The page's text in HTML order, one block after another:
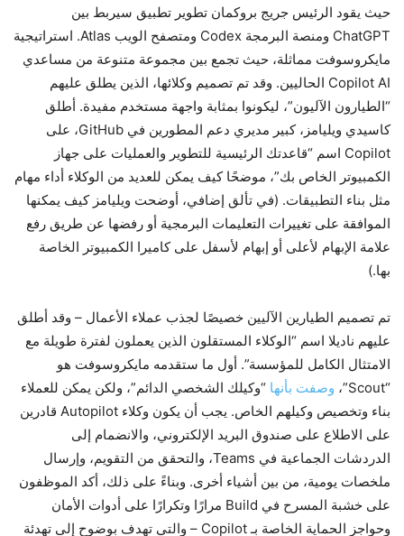
حيث يقود الرئيس جريج بروكمان تطوير تطبيق سيربط بين
ChatGPT ومنصة البرمجة Codex ومتصفح الويب Atlas. استراتيجية
مايكروسوفت مماثلة، حيث تجمع بين مجموعة متنوعة من مساعدي
Copilot AI الحاليين. وقد تم تصميم وكلائها، الذين يطلق عليهم
“الطيارون الآليون”، ليكونوا بمثابة واجهة مستخدم مفيدة. أطلق
كاسيدي ويليامز، كبير مديري دعم المطورين في GitHub، على
Copilot اسم “قاعدتك الرئيسية للتطوير والعمليات على جهاز
الكمبيوتر الخاص بك”، موضحًا كيف يمكن للعديد من الوكلاء أداء مهام
مثل بناء التطبيقات. (في تألق إضافي، أوضحت ويليامز كيف يمكنها
الموافقة على تغييرات التعليمات البرمجية أو رفضها عن طريق رفع
علامة الإبهام لأعلى أو إبهام لأسفل على كاميرا الكمبيوتر الخاصة
بها.)
تم تصميم الطيارين الآليين خصيصًا لجذب عملاء الأعمال – وقد أطلق
عليهم ناديلا اسم “الوكلاء المستقلون الذين يعملون لفترة طويلة مع
الامتثال الكامل للمؤسسة”. أول ما ستقدمه مايكروسوفت هو
“Scout”،
وصفت بأنها “وكيلك الشخصي الدائم”، ولكن يمكن للعملاء
بناء وتخصيص وكيلهم الخاص. يجب أن يكون وكلاء Autopilot قادرين
على الاطلاع على صندوق البريد الإلكتروني، والانضمام إلى
الدردشات الجماعية في Teams، والتحقق من التقويم، وإرسال
ملخصات يومية، من بين أشياء أخرى. وبناءً على ذلك، أكد الموظفون
على خشبة المسرح في Build مرارًا وتكرارًا على أدوات الأمان
وحواجز الحماية الخاصة بـ Copilot – والتي تهدف بوضوح إلى تهدئة